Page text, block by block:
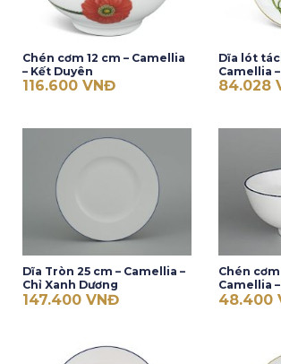
Chén cơm 12 cm – Camellia
– Kết Duyên
116.600 VNĐ
Dĩa lót
Camellia
84.028
Dĩa Tròn 25 cm – Camellia –
Chỉ Xanh Dương
147.400 VNĐ
Chén cơm
Camellia
48.400